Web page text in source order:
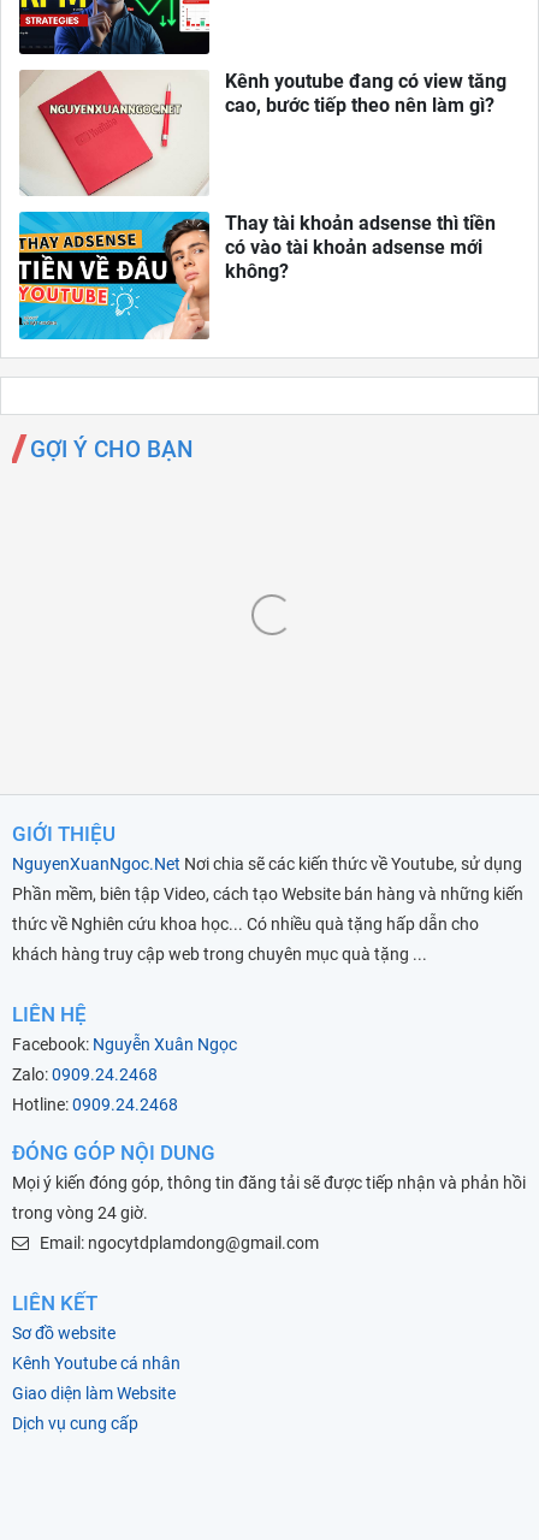
Kênh youtube đang có view tăng
cao, bước tiếp theo nên làm gì?
Thay tài khoản adsense thì tiền
có vào tài khoản adsense mới
không?
GỢI Ý CHO BẠN
GIỚI THIỆU
NguyenXuanNgoc.Net Nơi chia sẽ các kiến thức về Youtube, sử dụng
Phần mềm, biên tập Video, cách tạo Website bán hàng và những kiến
thức về Nghiên cứu khoa học... Có nhiều quà tặng hấp dẫn cho
khách hàng truy cập web trong chuyên mục quà tặng ...
LIÊN HỆ
Facebook: Nguyễn Xuân Ngọc
Zalo:0909.24.2468
Hotline:0909.24.2468
ĐÓNG GÓP NỘI DUNG
Mọi ý kiến đóng góp, thông tin đăng tải sẽ được tiếp nhận và phản hồi
trong vòng 24 giờ.
Email: ngocytdplamdong@gmail.com
LIÊN KẾT
Sơ đồ website
Kênh Youtube cá nhân
Giao diện làm Website
Dịch vụ cung cấp